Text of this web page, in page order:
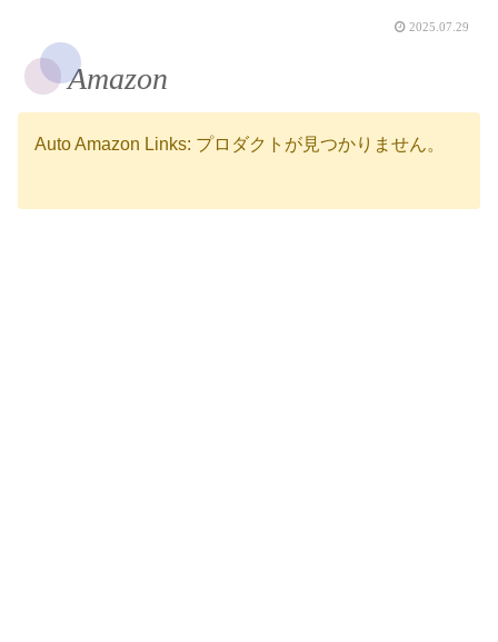
2025.07.29
Amazon
Auto Amazon Links: プロダクトが見つかりません。